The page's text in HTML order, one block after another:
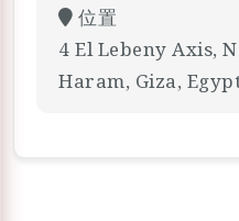
位置
4 El Lebeny Axis,
Haram, Giza,